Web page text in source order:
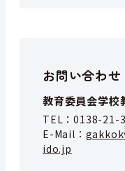
お問い合わせ
教育委員会学
TEL：0138-21-
E-Mail：
ido.jp